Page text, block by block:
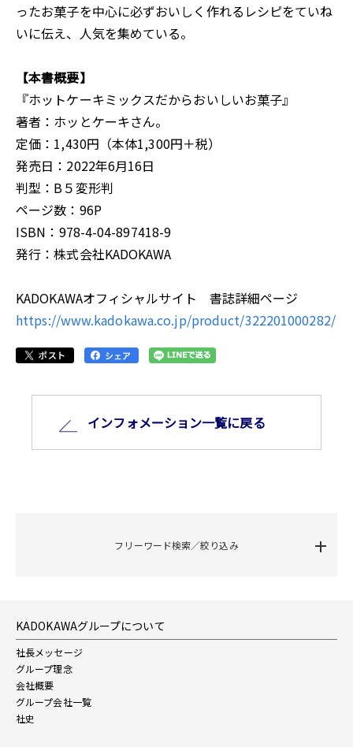
ったお菓子を中心に必ずおいしく作れるレシピをていね
いに伝え、人気を集めている。
【本書概要】
『ホットケーキミックスだからおいしいお菓子』
著者：ホッとケーキさん。
定価：1,430円（本体1,300円＋税）
発売日：2022年6月16日
判型：B５変形判
ページ数：96P
ISBN：978-4-04-897418-9
発行：株式会社KADOKAWA
KADOKAWAオフィシャルサイト 書誌詳細ページ
https://www.kadokawa.co.jp/product/322201000282/
インフォメーション⼀覧に戻る
フリーワード検索／絞り込み
KADOKAWAグループについて
社長メッセージ
グループ理念
会社概要
グループ会社一覧
社史